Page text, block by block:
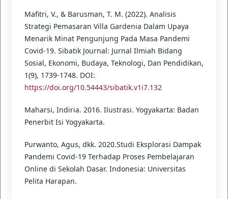
Mafitri, V., & Barusman, T. M. (2022). Analisis
Strategi Pemasaran Villa Gardenia Dalam Upaya
Menarik Minat Pengunjung Pada Masa Pandemi
Covid-19. Sibatik Journal: Jurnal Ilmiah Bidang
Sosial, Ekonomi, Budaya, Teknologi, Dan Pendidikan,
1(9), 1739-1748. DOI:
https://doi.org/10.54443/sibatik.v1i7.132
Maharsi, Indiria. 2016. Ilustrasi. Yogyakarta: Badan
Penerbit Isi Yogyakarta.
Purwanto, Agus, dkk. 2020.Studi Eksplorasi Dampak
Pandemi Covid-19 Terhadap Proses Pembelajaran
Online di Sekolah Dasar. Indonesia: Universitas
Pelita Harapan.